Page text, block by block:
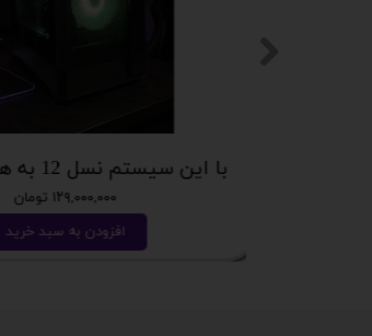
با این سیستم نسل 12 به هیچی نه نگو
۱۲۹,۰۰۰,۰۰۰ تومان
افزودن به سبد خرید